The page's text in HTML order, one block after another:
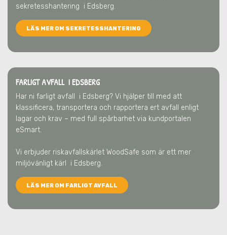
sekretesshantering i Edsberg.
LÄS MER OM SEKRETESSHANTERING
FARLIGT AVFALL I EDSBERG
Har ni farligt avfall i Edsberg? Vi hjälper till med att
klassificera, transportera och rapportera ert avfall enligt
lagar och krav – med full spårbarhet via kundportalen
eSmart.
Vi erbjuder riskavfallskärlet WoodSafe som är ett mer
miljövänligt kärl
i Edsberg.
LÄS MER OM FARLIGT AVFALL